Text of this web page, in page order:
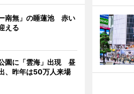
南無」の睡蓮池 赤い
える
園に「雲海」出現 昼
、昨年は50万人来場